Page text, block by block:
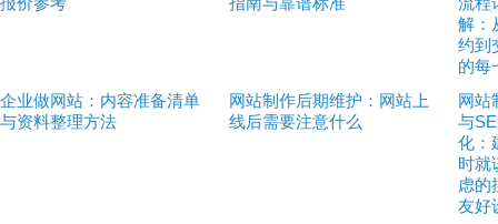
解：
约到
的每
企业做网站：内容准备清单
与资料整理方法
网站制作后期维护：网站上
线后需要注意什么
网站
与
化：
时就
虑的
友好